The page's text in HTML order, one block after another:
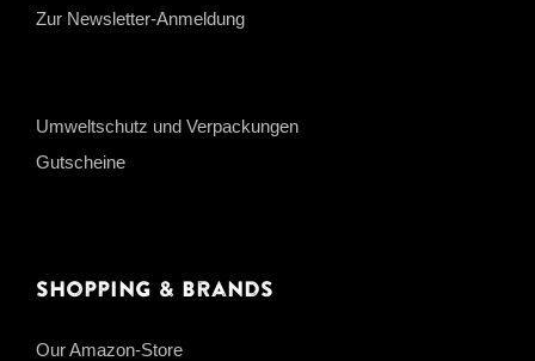
Zur Newsletter-Anmeldung
Umweltschutz und Verpackungen
Gutscheine
Shopping & Brands
Our Amazon-Store